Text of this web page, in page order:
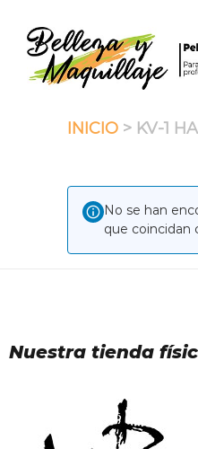
contenido
INICIO > KV-1
No se han
que coincidan
Nuestra tienda